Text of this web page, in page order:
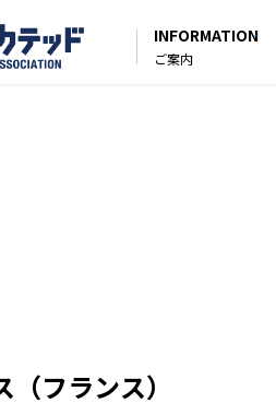
INFORMATION
ご案内
フランス）